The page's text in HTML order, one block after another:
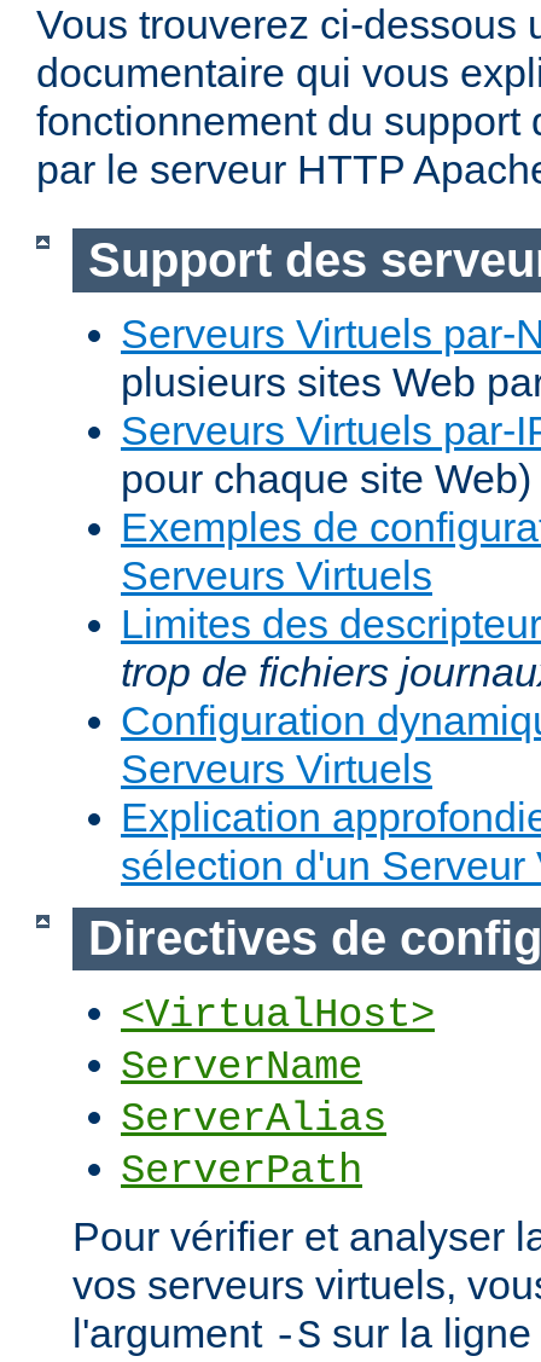
Vous trouverez ci-dessous
documentaire qui vous
fonctionnement du support
par le serveur HTTP
Support des
Serveurs Virtuels par-
plusieurs sites Web
Serveurs Virtuels par-
pour chaque site Web)
Exemples de
Serveurs Virtuels
Limites des
trop de fichiers
Configuration
Serveurs Virtuels
Explication
sélection d'un Serveur
Directives de
<VirtualHost>
ServerName
ServerAlias
ServerPath
Pour vérifier et analyser
vos serveurs virtuels,
l'argument -S sur la